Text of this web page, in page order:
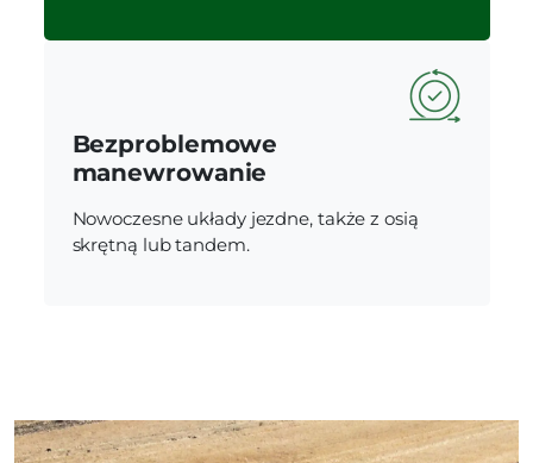
Bezproblemowe
manewrowanie
Nowoczesne układy jezdne, także z osią
skrętną lub tandem.